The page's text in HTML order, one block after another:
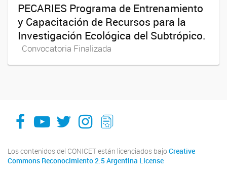
PECARIES Programa de Entrenamiento
y Capacitación de Recursos para la
Investigación Ecológica del Subtrópico.
Convocatoria Finalizada
facebook
youtube
Twitter
Instagram
LeChasquier Boletin Digital 70
Los contenidos del CONICET están licenciados bajo Creative
Commons Reconocimiento 2.5 Argentina License